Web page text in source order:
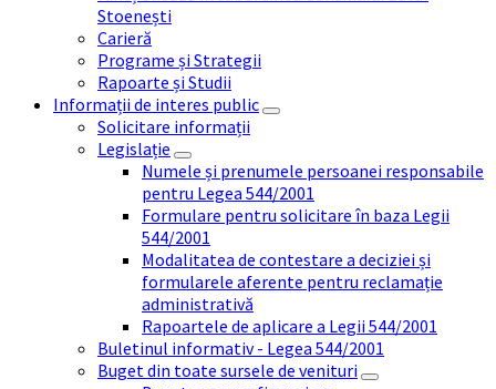
Stoenești
Carieră
Programe și Strategii
Rapoarte și Studii
Informații de interes public
Solicitare informații
Legislație
Numele și prenumele persoanei responsabile
pentru Legea 544/2001
Formulare pentru solicitare în baza Legii
544/2001
Modalitatea de contestare a deciziei și
formularele aferente pentru reclamație
administrativă
Rapoartele de aplicare a Legii 544/2001
Buletinul informativ - Legea 544/2001
Buget din toate sursele de venituri